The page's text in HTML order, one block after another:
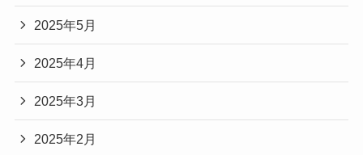
2025年5月
2025年4月
2025年3月
2025年2月